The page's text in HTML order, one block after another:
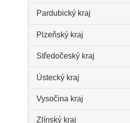
Pardubický kraj
Plzeňský kraj
Středočeský kraj
Ústecký kraj
Vysočina kraj
Zlínský kraj